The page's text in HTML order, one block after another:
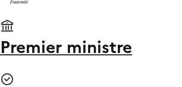
Premier ministre